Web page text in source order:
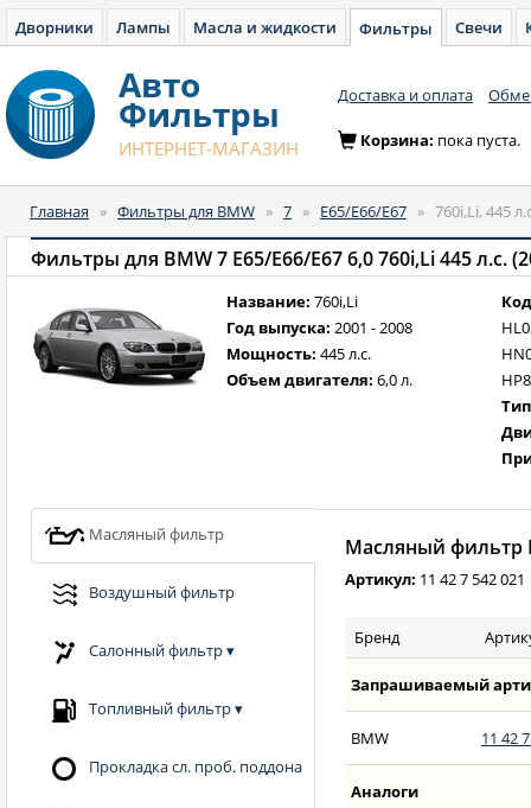
Дворники Лампы Масла и жидкости Фильтры Свечи
Авто
Фильтры
ИНТЕРНЕТ-МАГАЗИН
Доставка и оплата
Корзина: пока пуста.
Главная » Фильтры для BMW » 7 » E65/E66/E67 » 760i,Li, 445
Фильтры для BMW 7 E65/E66/E67 6,0 760i,Li 445 л.с.
Название: 760i,Li
Год выпуска: 2001 - 2008
Мощность: 445 л.с.
Объем двигателя: 6,0 л.
Масляный фильтр
Воздушный фильтр
Салонный фильтр▾
Топливный фильтр▾
Прокладка сл. проб. поддона
Масляный фильтр
Артикул: 11 42 7 542 021
Бренд
Запрашиваемый
BMW 11 42
Аналоги